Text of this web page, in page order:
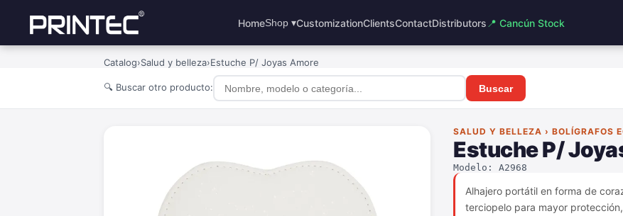
HomeShop ▾CustomizationClientsContactDistributors 📍 Cancún Stock
Catalog›Salud y belleza›Estuche P/ Joyas Amore
🔍 Buscar otro producto: Buscar
SALUD Y BELLEZA › BOLÍGRAFOS
Estuche P/
Modelo: A2968
Alhajero portátil en forma de
terciopelo para mayor